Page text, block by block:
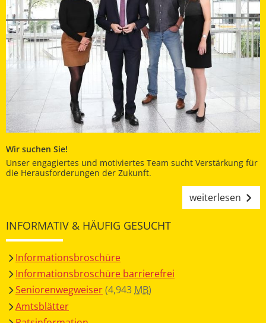
Wir suchen Sie!
Unser engagiertes und motiviertes Team sucht Verstärkung für
die Herausforderungen der Zukunft.
weiterlesen
INFORMATIV & HÄUFIG GESUCHT
Informationsbroschüre
Informationsbroschüre barrierefrei
Seniorenwegweiser(4,943MB)
Amtsblätter